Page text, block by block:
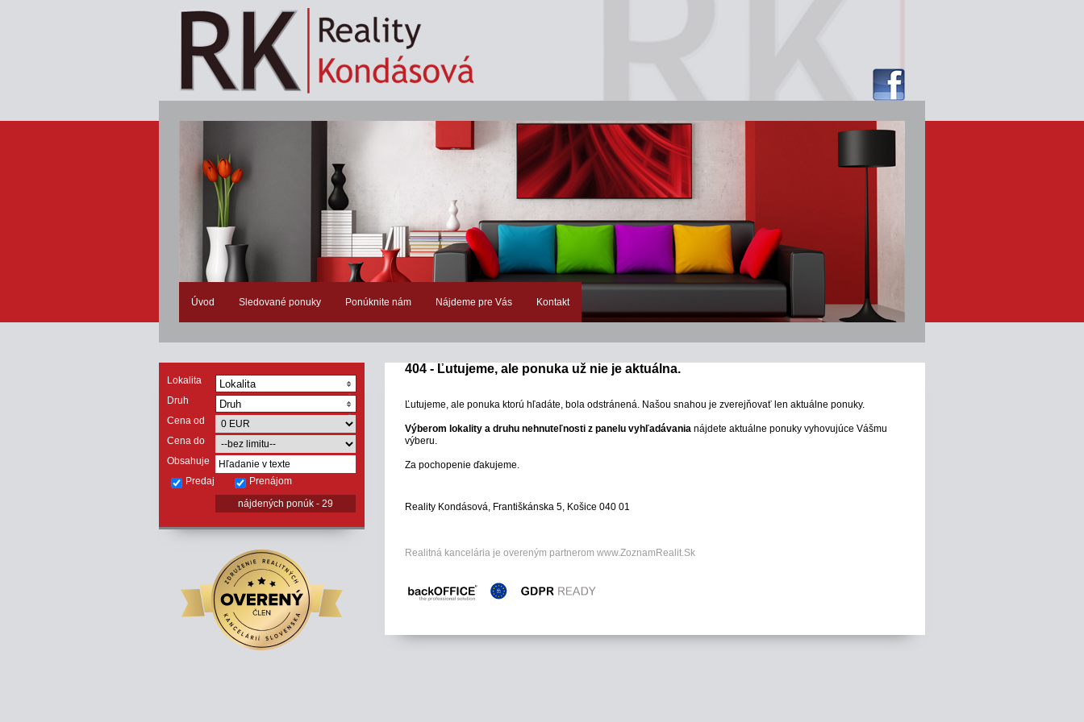
Úvod Sledované ponuky Ponúknite nám Nájdeme pre Vás Kontakt
Lokalita Lokalita
Druh Druh
Cena od
Cena do
Obsahuje
Predaj
Prenájom
404 - Ľutujeme, ale ponuka už nie je aktuálna.
Ľutujeme, ale ponuka ktorú hľadáte, bola odstránená. Našou snahou je zverejňovať len aktuálne ponuky.
Výberom lokality a druhu nehnuteľnosti z panelu vyhľadávania nájdete aktuálne ponuky vyhovujúce Vášmu
výberu.
Za pochopenie ďakujeme.
Reality Kondásová, Františkánska 5, Košice 040 01
Realitná kancelária je overeným partnerom www.ZoznamRealit.Sk